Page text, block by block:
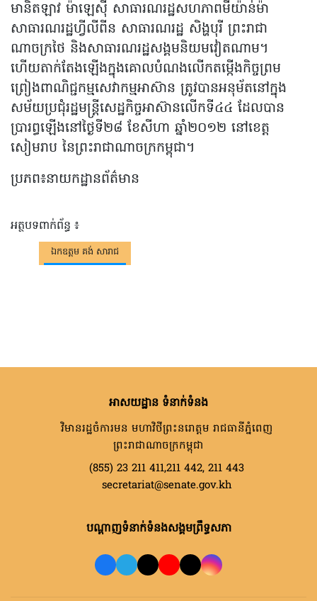
មានិតឡាវ ម៉ាឡេស៊ី សាធារណរដ្ឋសហភាពមីយ៉ាន់ម៉ា
សាធារណរដ្ឋហ្វីលីពីន សាធារណរដ្ឋ សិង្ហបុរី ព្រះរាជា
ណាចក្រថៃ និងសាធារណរដ្ឋសង្គមនិយមវៀតណាម។
ហើយតាក់តែងឡើងក្នុងគោលបំណងលើកតម្កើងកិច្ចព្រម
ព្រៀងពាណិជ្ជកម្មសេវាកម្មអាស៊ាន ត្រូវបានអនុម័តនៅក្នុង
សម័យប្រជុំរដ្ឋមន្រ្តីសេដ្ឋកិច្ចអាស៊ានលើកទី៤៤ ដែលបាន
ប្រារព្ធឡើងនៅថ្ងៃទី២៨ ខែសីហា ឆ្នាំ២០១២ នៅខេត្ត
សៀមរាប នៃព្រះរាជាណាចក្រកម្ពុជា។
ប្រភព៖នាយកដ្ឋានព័ត៌មាន
អត្ថបទពាក់ព័ន្ធ ៖
ឯកឧត្តម គង់ សារាជ
អាសយដ្ឋាន ទំនាក់ទំនង
វិមានរដ្ឋចំការមន មហាវិថីព្រះនរោត្តម រាជធានីភ្នំពេញ
ព្រះរាជាណាចក្រកម្ពុជា
(855) 23 211 411,211 442, 211 443
secretariat@senate.gov.kh
បណ្តាញទំនាក់ទំនងសង្គមព្រឹទ្ធសភា